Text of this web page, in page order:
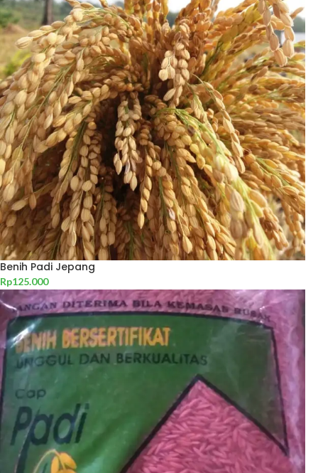
Benih Padi Jepang
Rp125.000